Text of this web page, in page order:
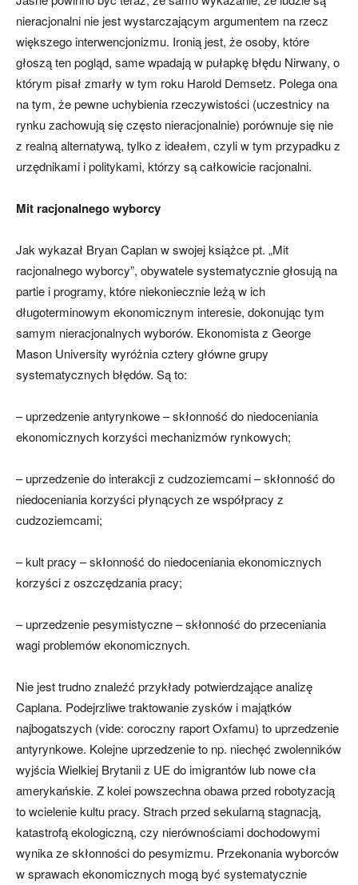
nieracjonalni nie jest wystarczającym argumentem na rzecz
większego interwencjonizmu. Ironią jest, że osoby, które
głoszą ten pogląd, same wpadają w pułapkę błędu Nirwany, o
którym pisał zmarły w tym roku Harold Demsetz. Polega ona
na tym, że pewne uchybienia rzeczywistości (uczestnicy na
rynku zachowują się często nieracjonalnie) porównuje się nie
z realną alternatywą, tylko z ideałem, czyli w tym przypadku z
urzędnikami i politykami, którzy są całkowicie racjonalni.
Mit racjonalnego wyborcy
Jak wykazał Bryan Caplan w swojej książce pt. „Mit
racjonalnego wyborcy”, obywatele systematycznie głosują na
partie i programy, które niekoniecznie leżą w ich
długoterminowym ekonomicznym interesie, dokonując tym
samym nieracjonalnych wyborów. Ekonomista z George
Mason University wyróżnia cztery główne grupy
systematycznych błędów. Są to:
– uprzedzenie antyrynkowe – skłonność do niedoceniania
ekonomicznych korzyści mechanizmów rynkowych;
– uprzedzenie do interakcji z cudzoziemcami – skłonność do
niedoceniania korzyści płynących ze współpracy z
cudzoziemcami;
– kult pracy – skłonność do niedoceniania ekonomicznych
korzyści z oszczędzania pracy;
– uprzedzenie pesymistyczne – skłonność do przeceniania
wagi problemów ekonomicznych.
Nie jest trudno znaleźć przykłady potwierdzające analizę
Caplana. Podejrzliwe traktowanie zysków i majątków
najbogatszych (vide: coroczny raport Oxfamu) to uprzedzenie
antyrynkowe. Kolejne uprzedzenie to np. niechęć zwolenników
wyjścia Wielkiej Brytanii z UE do imigrantów lub nowe cła
amerykańskie. Z kolei powszechna obawa przed robotyzacją
to wcielenie kultu pracy. Strach przed sekularną stagnacją,
katastrofą ekologiczną, czy nierównościami dochodowymi
wynika ze skłonności do pesymizmu. Przekonania wyborców
w sprawach ekonomicznych mogą być systematycznie